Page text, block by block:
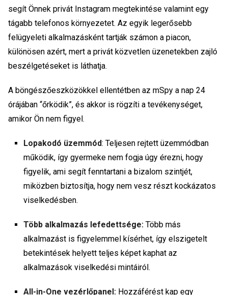
segít Önnek privát Instagram megtekintése valamint egy
tágabb telefonos környezetet. Az egyik legerősebb
felügyeleti alkalmazásként tartják számon a piacon,
különösen azért, mert a privát közvetlen üzenetekben zajló
beszélgetéseket is láthatja.
A böngészőeszközökkel ellentétben az mSpy a nap 24
órájában “őrködik”, és akkor is rögzíti a tevékenységet,
amikor Ön nem figyel.
Lopakodó üzemmód: Teljesen rejtett üzemmódban
működik, így gyermeke nem fogja úgy érezni, hogy
figyelik, ami segít fenntartani a bizalom szintjét,
miközben biztosítja, hogy nem vesz részt kockázatos
viselkedésben.
Több alkalmazás lefedettsége: Több más
alkalmazást is figyelemmel kísérhet, így elszigetelt
betekintések helyett teljes képet kaphat az
alkalmazások viselkedési mintáiról.
All-in-One vezérlőpanel: Hozzáférést kap egy